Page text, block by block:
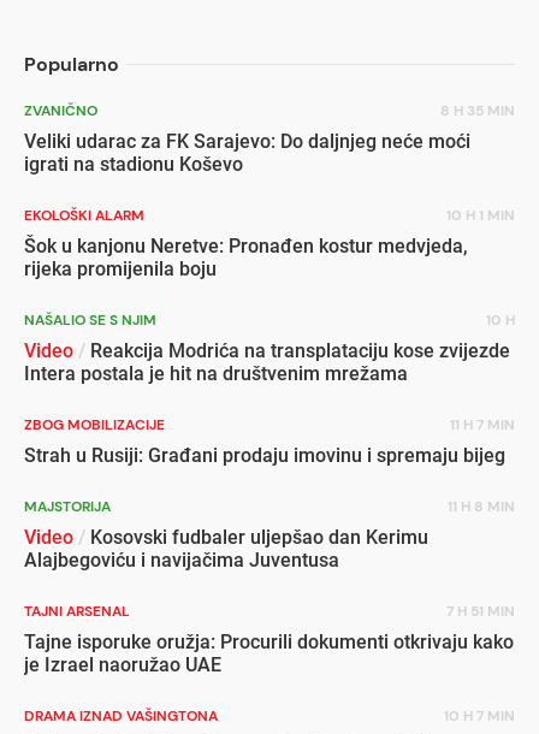
Popularno
ZVANIČNO 8 H 35 MIN
Veliki udarac za FK Sarajevo: Do daljnjeg neće moći
igrati na stadionu Koševo
EKOLOŠKI ALARM 10 H 1 MIN
Šok u kanjonu Neretve: Pronađen kostur medvjeda,
rijeka promijenila boju
NAŠALIO SE S NJIM 10 H
Video / Reakcija Modrića na transplataciju kose zvijezde
Intera postala je hit na društvenim mrežama
ZBOG MOBILIZACIJE 11 H 7 MIN
Strah u Rusiji: Građani prodaju imovinu i spremaju bijeg
MAJSTORIJA 11 H 8 MIN
Video / Kosovski fudbaler uljepšao dan Kerimu
Alajbegoviću i navijačima Juventusa
TAJNI ARSENAL 7 H 51 MIN
Tajne isporuke oružja: Procurili dokumenti otkrivaju kako
je Izrael naoružao UAE
DRAMA IZNAD VAŠINGTONA 10 H 7 MIN